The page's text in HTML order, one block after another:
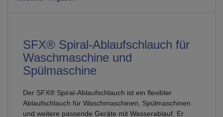
SFX® Spiral-Ablaufschlauch für
Waschmaschine und
Spülmaschine
Der SFX® Spiral-Ablaufschlauch ist ein flexibler
Ablaufschlauch für Waschmaschinen, Spülmaschinen
und weitere passende Geräte mit Wasserablauf. Er